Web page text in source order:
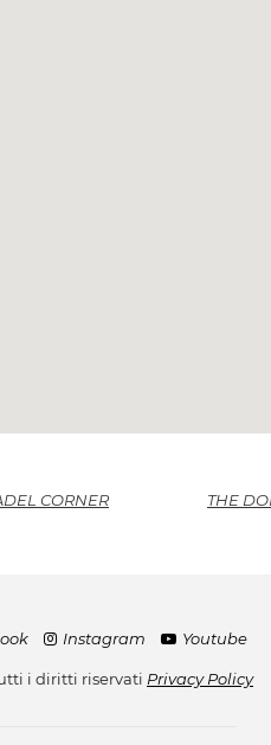
CORNER THE
Instagram Youtube
i diritti riservati Privacy Policy